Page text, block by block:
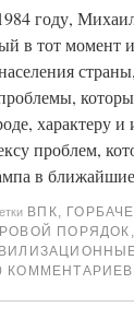
году,
в тот момент
характеру и
проблем,
в
ВПК,
ПОРЯДОК ,
КОММЕНТАРИЕВ